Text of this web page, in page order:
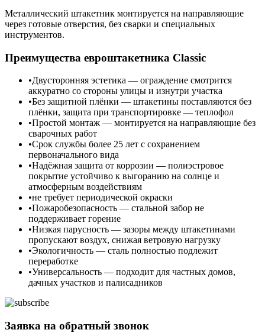
Металлический штакетник монтируется на направляющие
через готовые отверстия, без сварки и специальных
инструментов.
Преимущества евроштакетника Classic
Двусторонняя эстетика — ограждение смотрится
аккуратно со стороны улицы и изнутри участка
Без защитной плёнки — штакетины поставляются без
плёнки, защита при транспортировке — теплофол
Простой монтаж — монтируется на направляющие без
сварочных работ
Срок службы более 25 лет с сохранением
первоначального вида
Надёжная защита от коррозии — полиэстровое
покрытие устойчиво к выгоранию на солнце и
атмосферным воздействиям
не требует периодической окраски
Пожаробезопасность — стальной забор не
поддерживает горение
Низкая парусность — зазоры между штакетинами
пропускают воздух, снижая ветровую нагрузку
Экологичность — сталь полностью подлежит
переработке
Универсальность — подходит для частных домов,
дачных участков и палисадников
Заявка на обратный звонок